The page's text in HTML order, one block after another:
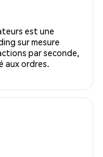
est une
sur mesure
par seconde,
aux ordres.